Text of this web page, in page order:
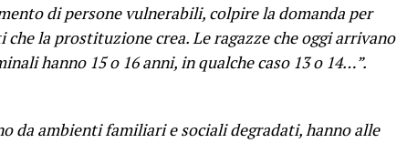
di persone vulnerabili, colpire la domanda per
la prostituzione crea. Le ragazze che oggi arrivano
hanno 15 o 16 anni, in qualche caso 13 o 14…”.
da ambienti familiari e sociali degradati, hanno alle